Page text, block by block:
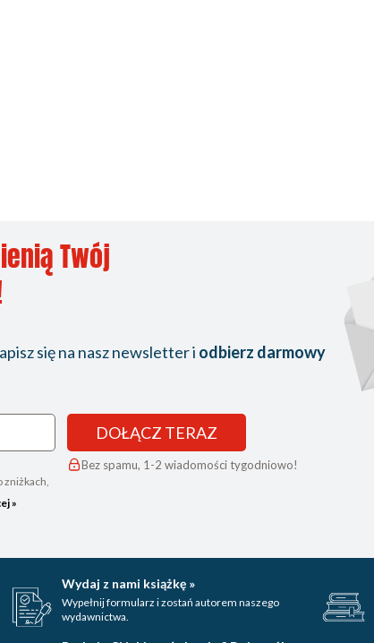
Twój
się na nasz newsletter i odbierz darmowy
zniżkach,
»
DOŁĄCZ TERAZ
Bez spamu, 1-2 wiadomości tygodniowo!
Wydaj z nami książkę »
Wypełnij formularz i zostań autorem naszego
wydawnictwa.